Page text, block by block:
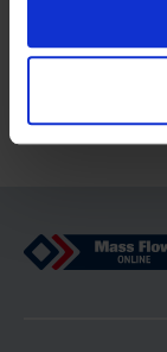
registrieren,
Mass Flow Online